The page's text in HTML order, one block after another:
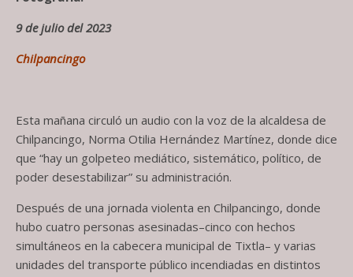
9 de julio del 2023
Chilpancingo
Esta mañana circuló un audio con la voz de la alcaldesa de
Chilpancingo, Norma Otilia Hernández Martínez, donde dice
que “hay un golpeteo mediático, sistemático, político, de
poder desestabilizar” su administración.
Después de una jornada violenta en Chilpancingo, donde
hubo cuatro personas asesinadas–cinco con hechos
simultáneos en la cabecera municipal de Tixtla– y varias
unidades del transporte público incendiadas en distintos